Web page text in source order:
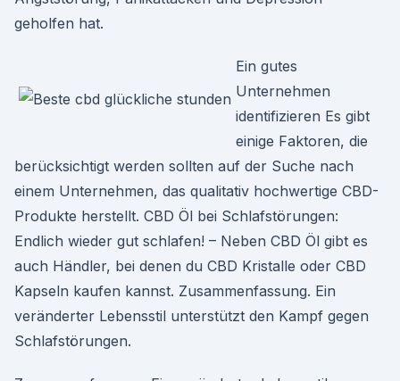
geholfen hat.
Ein gutes
Unternehmen
identifizieren Es gibt
einige Faktoren, die
berücksichtigt werden sollten auf der Suche nach
einem Unternehmen, das qualitativ hochwertige CBD-
Produkte herstellt. CBD Öl bei Schlafstörungen:
Endlich wieder gut schlafen! – Neben CBD Öl gibt es
auch Händler, bei denen du CBD Kristalle oder CBD
Kapseln kaufen kannst. Zusammenfassung. Ein
veränderter Lebensstil unterstützt den Kampf gegen
Schlafstörungen.